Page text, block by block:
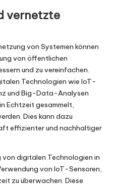
vernetzte
von Systemen können
von öffentlichen
und zu vereinfachen.
Technologien wie IoT-
und Big-Data-Analysen
Echtzeit gesammelt,
Dies kann dazu
effizienter und nachhaltiger
von digitalen Technologien in
von IoT-Sensoren,
zu überwachen. Diese